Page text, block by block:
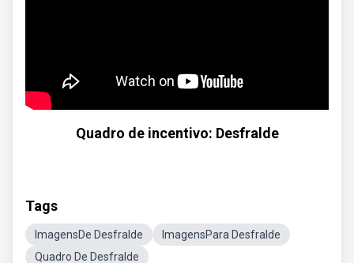
Quadro de incentivo: Desfralde
Tags
ImagensDe Desfralde
ImagensPara Desfralde
Quadro De Desfralde